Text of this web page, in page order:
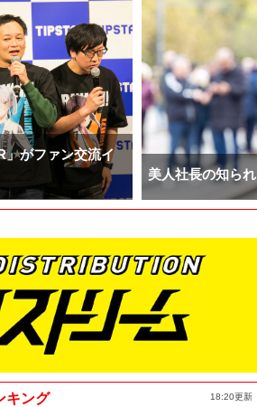
」がファン交流イ
美人社長の知ら
キング 18:20更新